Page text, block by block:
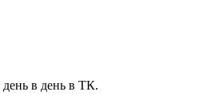
день в день в ТК.